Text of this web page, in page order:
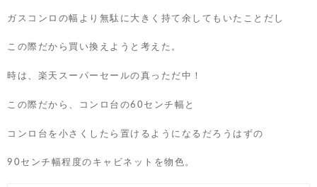
ガスコンロの幅より無駄に大きく持て余してもいたことだし
この際だから買い換えようと考えた。
時は、楽天スーパーセールの真っただ中！
この際だから、コンロ台の60センチ幅と
コンロ台を小さくしたら置けるようになるだろうはずの
90センチ幅程度のキャビネットを物色。